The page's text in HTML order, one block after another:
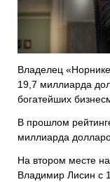
Владелец
19,7 миллиарда
богатейших
В прошлом
миллиарда
На втором месте
Владимир Лисин с